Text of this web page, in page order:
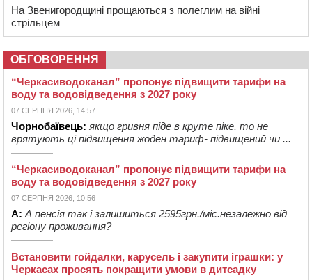
На Звенигородщині прощаються з полеглим на війні
стрільцем
ОБГОВОРЕННЯ
“Черкасиводоканал” пропонує підвищити тарифи на
воду та водовідведення з 2027 року
07 СЕРПНЯ 2026, 14:57
Чорнобаївець: якщо гривня піде в круте піке, то не
врятують ці підвищення жоден тариф- підвищений чи ...
“Черкасиводоканал” пропонує підвищити тарифи на
воду та водовідведення з 2027 року
07 СЕРПНЯ 2026, 10:56
А: А пенсія так і залишиться 2595грн./міс.незалежно від
регіону проживання?
Встановити гойдалки, карусель і закупити іграшки: у
Черкасах просять покращити умови в дитсадку